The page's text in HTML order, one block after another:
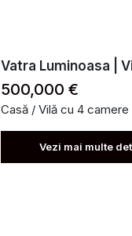
Vatra Luminoasa |
500,000 €
Casă / Vilă cu 4 camere
Vezi mai multe